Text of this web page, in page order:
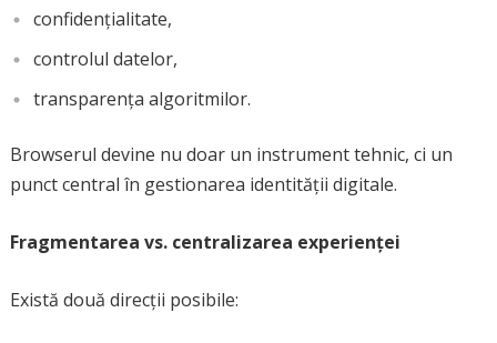
confidențialitate,
controlul datelor,
transparența algoritmilor.
Browserul devine nu doar un instrument tehnic, ci un
punct central în gestionarea identității digitale.
Fragmentarea vs. centralizarea experienței
Există două direcții posibile: